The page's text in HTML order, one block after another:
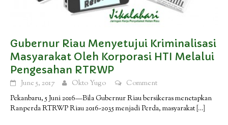
Gubernur Riau Menyetujui Kriminalisasi
Masyarakat Oleh Korporasi HTI Melalui
Pengesahan RTRWP
June 5, 2017 Okto Yugo
Comment
Pekanbaru, 5 Juni 2016—Bila Gubernur Riau bersikeras menetapkan
Ranperda RTRWP Riau 2016-2035 menjadi Perda, masyarakat[…]